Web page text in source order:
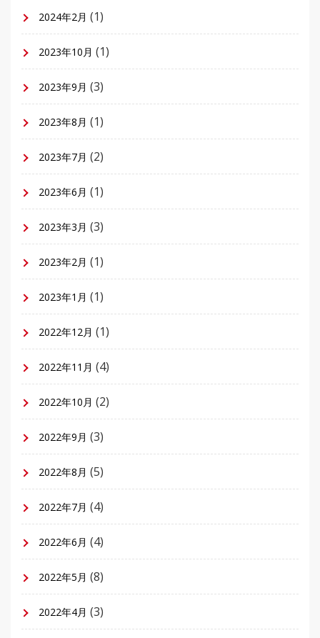
2024年2月 (1)
2023年10月 (1)
2023年9月 (3)
2023年8月 (1)
2023年7月 (2)
2023年6月 (1)
2023年3月 (3)
2023年2月 (1)
2023年1月 (1)
2022年12月 (1)
2022年11月 (4)
2022年10月 (2)
2022年9月 (3)
2022年8月 (5)
2022年7月 (4)
2022年6月 (4)
2022年5月 (8)
2022年4月 (3)